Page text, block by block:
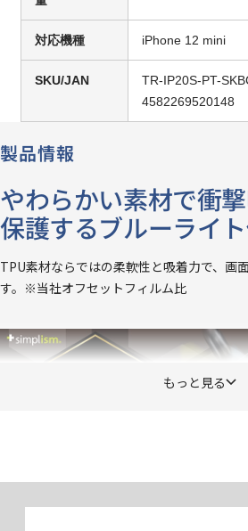
対応機種 iPhone 12 mini
SKU/JAN
TR-IP20S-PT-
4582269520148
製品情報
やわらかい素材で衝
保護するブルーライ
TPU素材ならではの柔軟性と吸着力で、画
す。※当社オフセットフィルム比
もっと見る